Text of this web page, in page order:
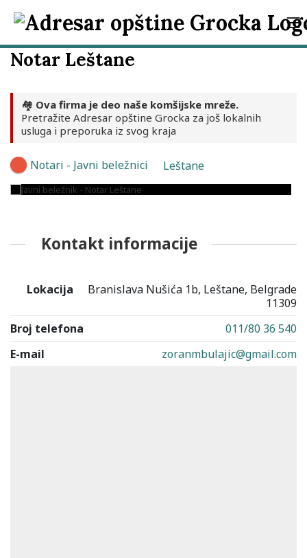
Notar Leštane
🏘️ Ova firma je deo naše komšijske mreže.
Pretražite Adresar opštine Grocka za još lokalnih
usluga i preporuka iz svog kraja
Notari - Javni beležnici Leštane
Kontakt informacije
Lokacija
Branislava Nušića 1b, Leštane, Belgrade
11309
Broj telefona
011/80 36 540
E-mail
zoranmbulajic@gmail.com